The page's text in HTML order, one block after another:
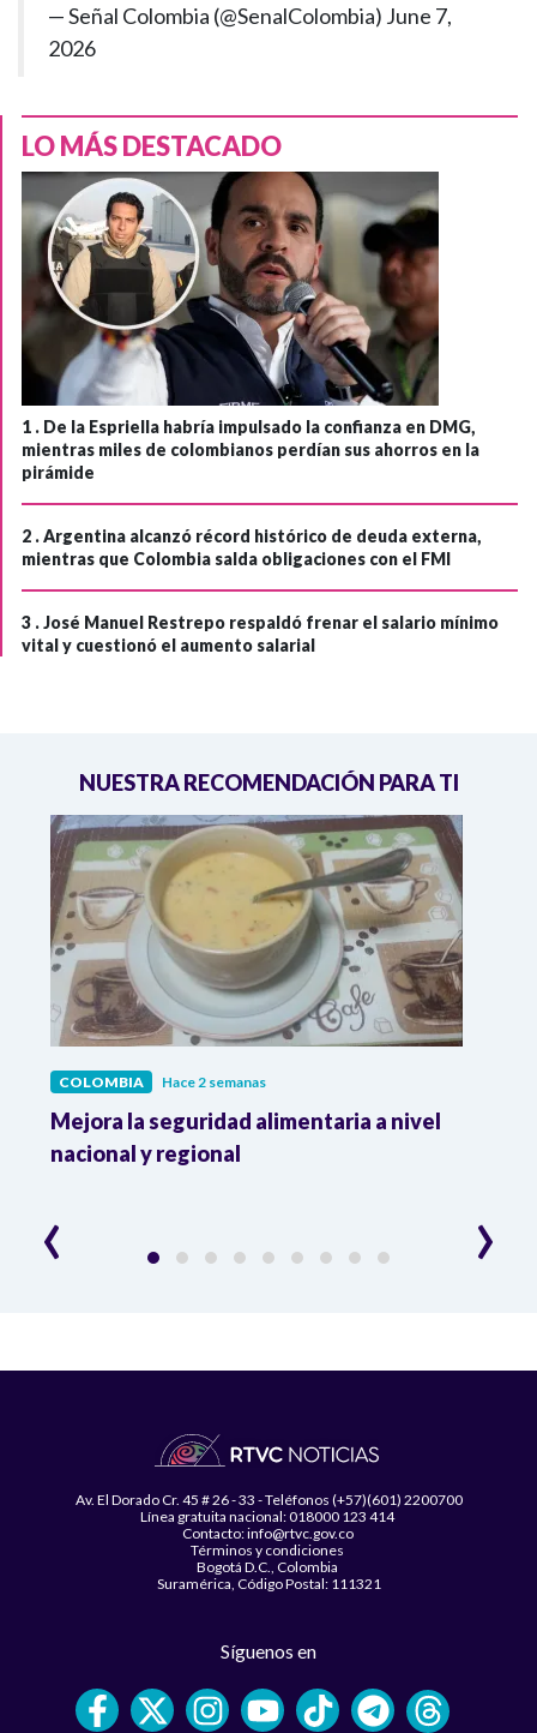
— Señal Colombia (@SenalColombia) June 7,
2026
LO MÁS DESTACADO
1 . De la Espriella habría impulsado la confianza en DMG,
mientras miles de colombianos perdían sus ahorros en la
pirámide
2 .Argentina alcanzó récord histórico de deuda externa,
mientras que Colombia salda obligaciones con el FMI
3 .José Manuel Restrepo respaldó frenar el salario mínimo
vital y cuestionó el aumento salarial
NUESTRA RECOMENDACIÓN PARA TI
COLOMBIA Hace 2 semanas
Mejora la seguridad alimentaria a nivel
nacional y regional
‹ ›
Av. El Dorado Cr. 45 # 26 - 33 - Teléfonos (+57)(601) 2200700
Línea gratuita nacional: 018000 123 414
Contacto: info@rtvc.gov.co
Términos y condiciones
Bogotá D.C., Colombia
Suramérica, Código Postal: 111321
Síguenos en